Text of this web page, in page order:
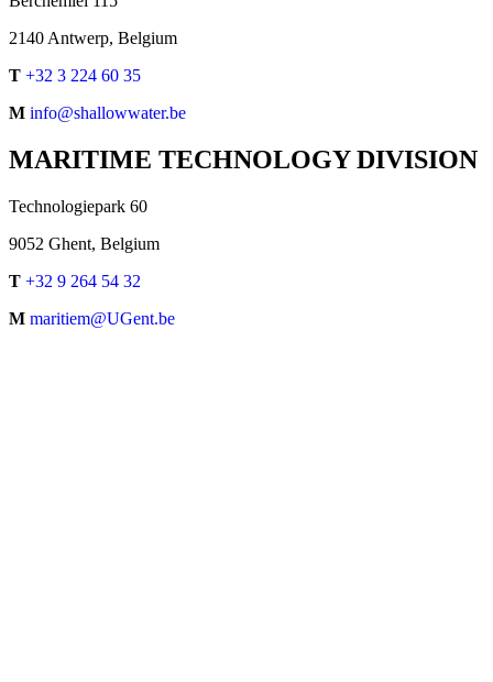
2140 Antwerp, Belgium
T +32 3 224 60 35
M info@shallowwater.be
MARITIME TECHNOLOGY DIVISION
Technologiepark 60
9052 Ghent, Belgium
T +32 9 264 54 32
M maritiem@UGent.be